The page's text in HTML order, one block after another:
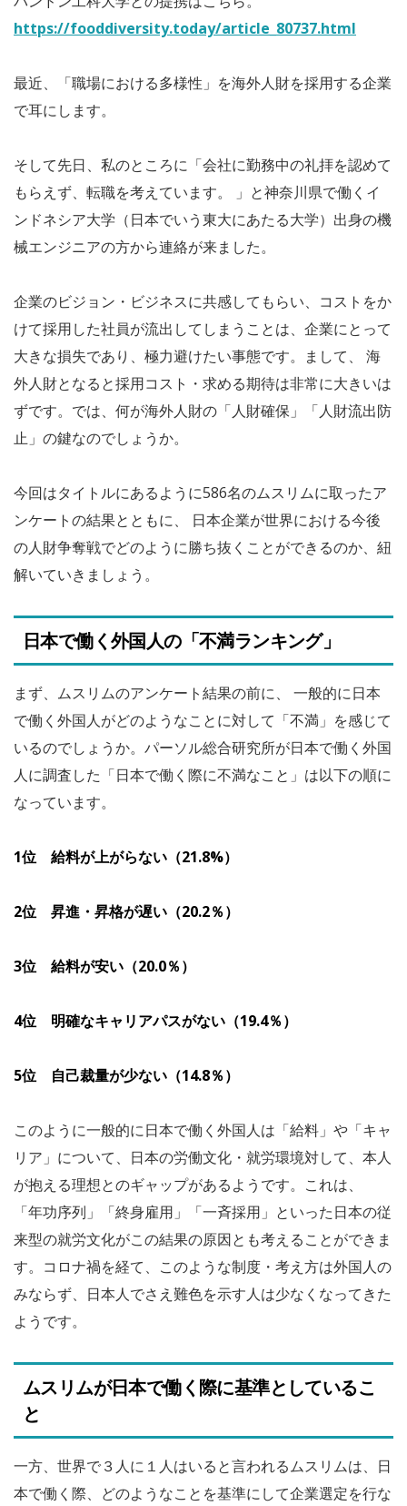
https://fooddiversity.today/article_80737.html
最近、「職場における多様性」を海外人財を採用する企業
で耳にします。
そして先日、私のところに「会社に勤務中の礼拝を認めて
もらえず、転職を考えています。 」と神奈川県で働くイ
ンドネシア大学（日本でいう東大にあたる大学）出身の機
械エンジニアの方から連絡が来ました。
企業のビジョン・ビジネスに共感してもらい、コストをか
けて採用した社員が流出してしまうことは、企業にとって
大きな損失であり、極力避けたい事態です。まして、 海
外人財となると採用コスト・求める期待は非常に大きいは
ずです。では、何が海外人財の「人財確保」「人財流出防
止」の鍵なのでしょうか。
今回はタイトルにあるように586名のムスリムに取ったア
ンケートの結果とともに、 日本企業が世界における今後
の人財争奪戦でどのように勝ち抜くことができるのか、紐
解いていきましょう。
日本で働く外国人の「不満ランキング」
まず、ムスリムのアンケート結果の前に、 一般的に日本
で働く外国人がどのようなことに対して「不満」を感じて
いるのでしょうか。パーソル総合研究所が日本で働く外国
人に調査した「日本で働く際に不満なこと」は以下の順に
なっています。
1位 給料が上がらない（21.8%）
2位 昇進・昇格が遅い（20.2％）
3位 給料が安い（20.0％）
4位 明確なキャリアパスがない（19.4％）
5位 自己裁量が少ない（14.8％）
このように一般的に日本で働く外国人は「給料」や「キャ
リア」について、日本の労働文化・就労環境対して、本人
が抱える理想とのギャップがあるようです。これは、
「年功序列」「終身雇用」「一斉採用」といった日本の従
来型の就労文化がこの結果の原因とも考えることができま
す。コロナ禍を経て、このような制度・考え方は外国人の
みならず、日本人でさえ難色を示す人は少なくなってきた
ようです。
ムスリムが日本で働く際に基準としているこ
と
一方、世界で３人に１人はいると言われるムスリムは、日
本で働く際、どのようなことを基準にして企業選定を行な